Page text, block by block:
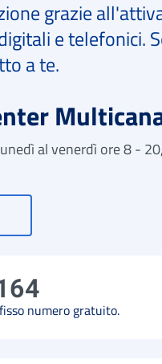
grazie
e telefonici.
a te.
al venerdì ore 8 -
Vai a Contact Center
numero gratuito.